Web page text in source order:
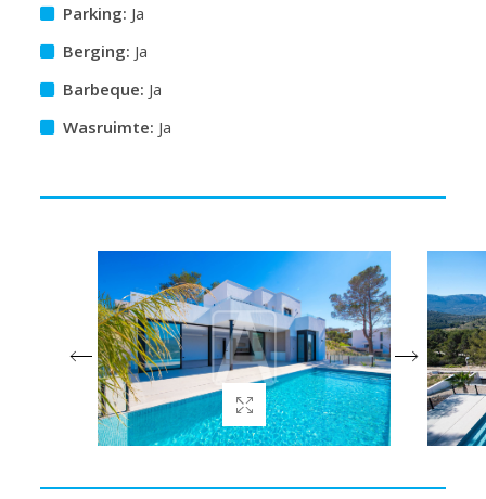
Parking: Ja
Berging: Ja
Barbeque: Ja
Wasruimte: Ja